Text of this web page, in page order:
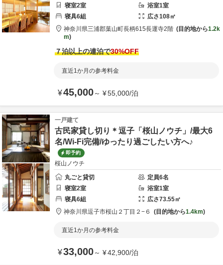
寝室2室 浴室1室
寝具6組 広さ108㎡
神奈川県三浦郡葉山町長柄615長運寺2階 目的地から1.2k
m
７泊以上の連泊で30%OFF
直近1か月の参考料金
¥45,000～ ¥55,000/泊
一戸建て
古民家貸し切り＊逗子「桜山ノウチ」/最大6
名/Wi-Fi完備/ゆったり過ごしたい方へ♪
即予約
桜山ノウチ
丸ごと貸切
定員6名
寝室2室 浴室1室
寝具6組 広さ73.55㎡
神奈川県逗子市桜山２丁目２−６ 目的地から1.4km
直近1か月の参考料金
¥33,000～ ¥42,900/泊